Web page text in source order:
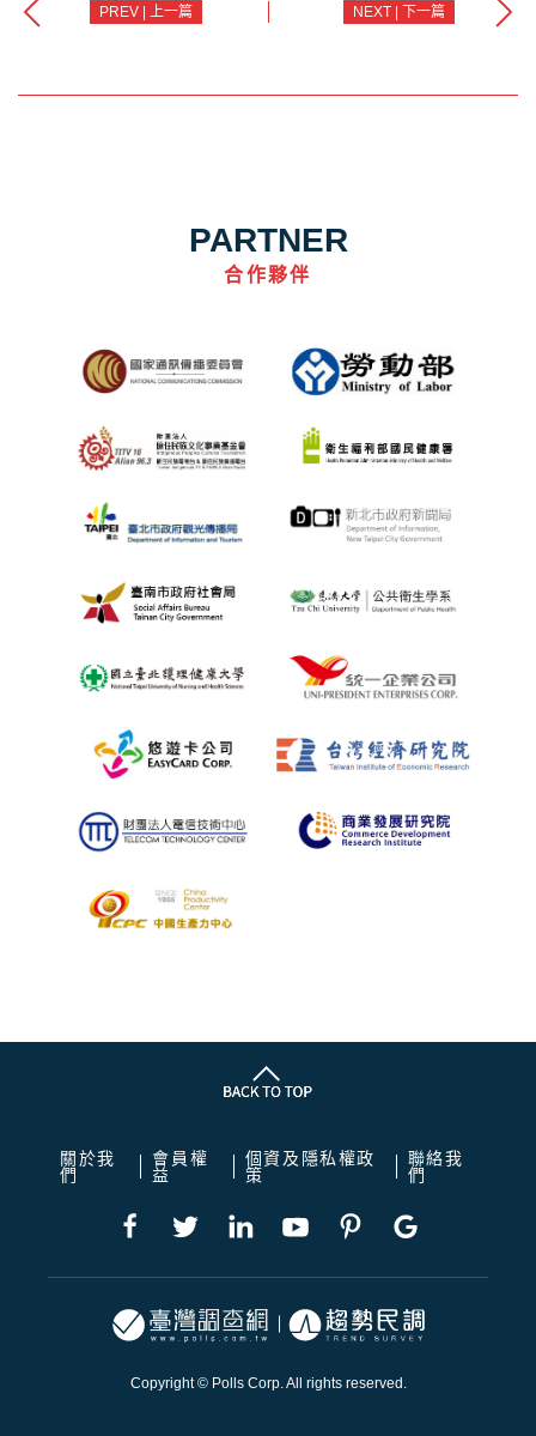
PREV | 上一篇 NEXT | 下一篇
PARTNER
合作夥伴
關於我
們
會員權
益
個資及隱私權政
策
聯絡我
們
Copyright © Polls Corp. All rights reserved.